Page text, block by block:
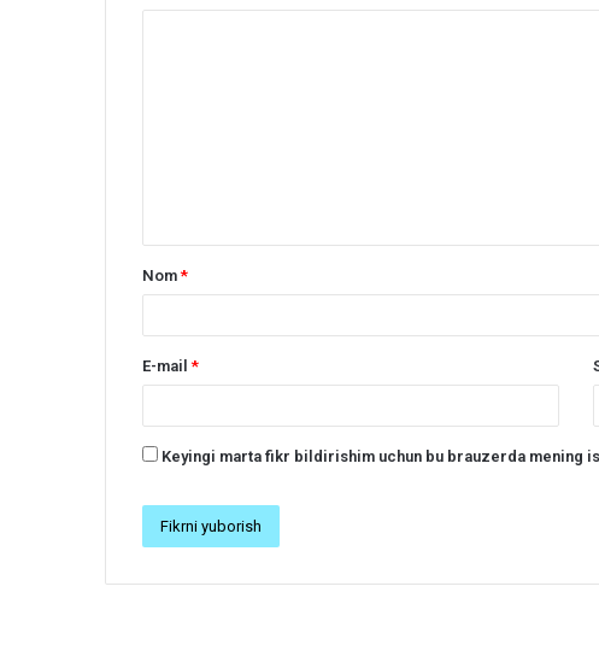
Nom*
E-mail*
Keyingi marta fikr bildirishim uchun bu brauzerda mening